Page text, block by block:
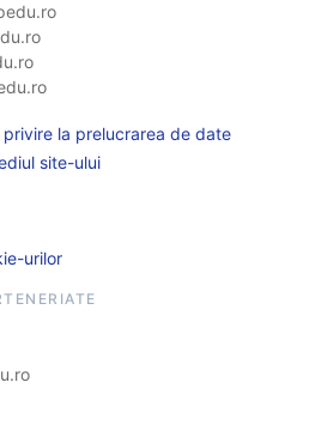
la prelucrarea de date
site-ului
urilor